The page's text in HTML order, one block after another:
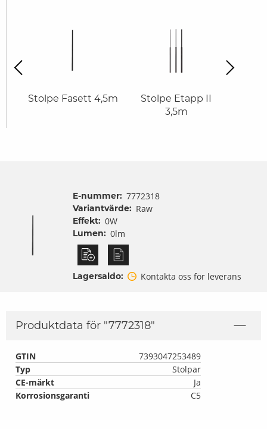
Stolpe Fasett 4,5m
Stolpe Etapp II
3,5m
Next
E-nummer: 7772318
Variantvärde: Raw
Effekt: 0W
Lumen: 0lm
Lagersaldo: Kontakta oss för leverans
Produktdata för "7772318"
GTIN
7393047253489
Typ
Stolpar
CE-märkt
Ja
Korrosionsgaranti
C5